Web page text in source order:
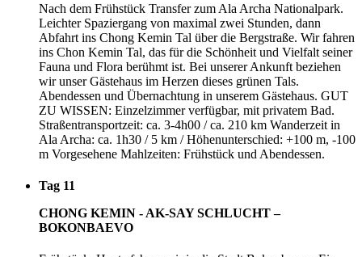
Nach dem Frühstück Transfer zum Ala Archa Nationalpark.
Leichter Spaziergang von maximal zwei Stunden, dann
Abfahrt ins Chong Kemin Tal über die Bergstraße. Wir fahren
ins Chon Kemin Tal, das für die Schönheit und Vielfalt seiner
Fauna und Flora berühmt ist. Bei unserer Ankunft beziehen
wir unser Gästehaus im Herzen dieses grünen Tals.
Abendessen und Übernachtung in unserem Gästehaus. GUT
ZU WISSEN: Einzelzimmer verfügbar, mit privatem Bad.
Straßentransportzeit: ca. 3-4h00 / ca. 210 km Wanderzeit in
Ala Archa: ca. 1h30 / 5 km / Höhenunterschied: +100 m, -100
m Vorgesehene Mahlzeiten: Frühstück und Abendessen.
Tag 11
CHONG KEMIN - AK-SAY SCHLUCHT –
BOKONBAEVO